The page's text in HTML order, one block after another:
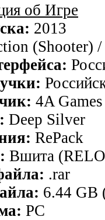
об Игре
2013
(Shooter)
4A Games
Deep Silver
RePack
Вшита
.rar
6.44 GB
PC